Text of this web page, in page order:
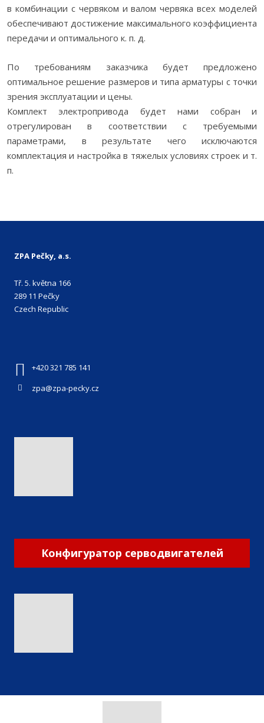
в комбинации с червяком и валом червяка всех моделей
обеспечивают достижение максимального коэффициента
передачи и оптимального к. п. д.
По требованиям заказчика будет предложено
оптимальное решение размеров и типа арматуры с точки
зрения эксплуатации и цены.
Комплект электропривода будет нами собран и
отрегулирован в соответствии с требуемыми
параметрами, в результате чего исключаются
комплектация и настройка в тяжелых условиях строек и т.
п.
ZPA Pečky, a.s.
Tř. 5. května 166
289 11 Pečky
Czech Republic
+420 321 785 141
zpa@zpa-pecky.cz
Конфигуратор серводвигателей